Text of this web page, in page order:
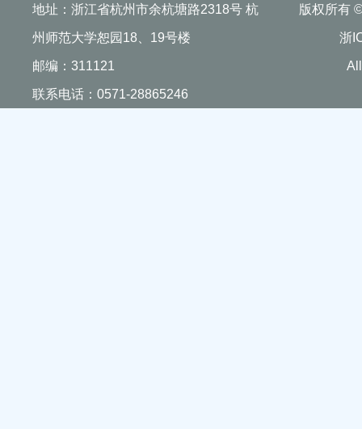
地址：浙江省杭州市余杭塘路2318号 杭
州师范大学恕园18、19号楼
邮编：311121
联系电话：0571-28865246
版权所有
浙